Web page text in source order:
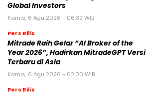
Global Investors
Kamis, 6 Agu 2026 - 06:39 WIB
Pers Rilis
Mitrade Raih Gelar “AI Broker of the
Year 2026”, Hadirkan MitradeGPT Versi
Terbaru di Asia
Kamis, 6 Agu 2026 - 02:00 WIB
Pers Rilis